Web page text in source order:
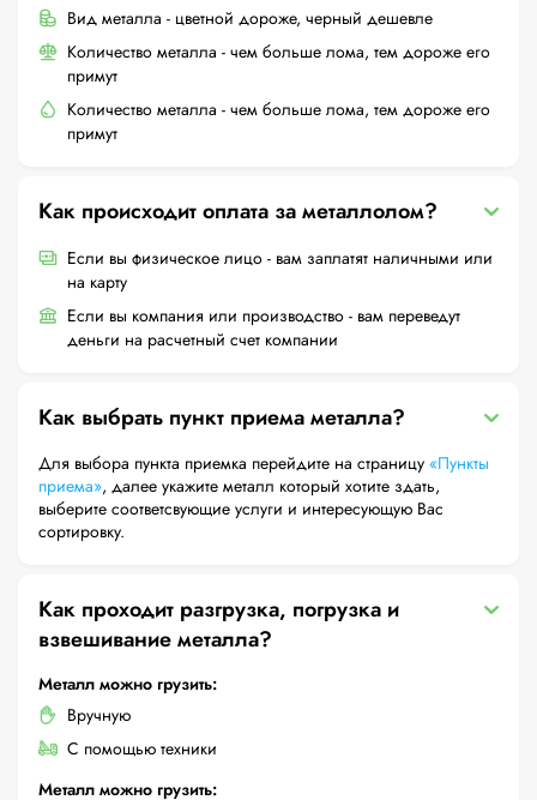
Вид металла - цветной дороже, черный дешевле
Количество металла - чем больше лома, тем дороже его
примут
Количество металла - чем больше лома, тем дороже его
примут
Как происходит оплата за металлолом?
Если вы физическое лицо - вам заплатят наличными или
на карту
Если вы компания или производство - вам переведут
деньги на расчетный счет компании
Как выбрать пункт приема металла?
Для выбора пункта приемка перейдите на страницу «Пункты
приема», далее укажите металл который хотите здать,
выберите соответсвующие услуги и интересующую Вас
сортировку.
Как проходит разгрузка, погрузка и
взвешивание металла?
Металл можно грузить:
Вручную
С помощью техники
Металл можно грузить: